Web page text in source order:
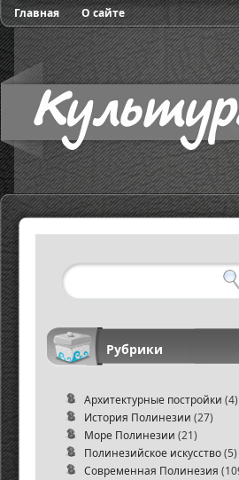
Главная О сайте
Рубрики
Архитектурные постройки (4)
История Полинезии (27)
Море Полинезии (21)
Полинезийское искусство(5)
Современная Полинезия